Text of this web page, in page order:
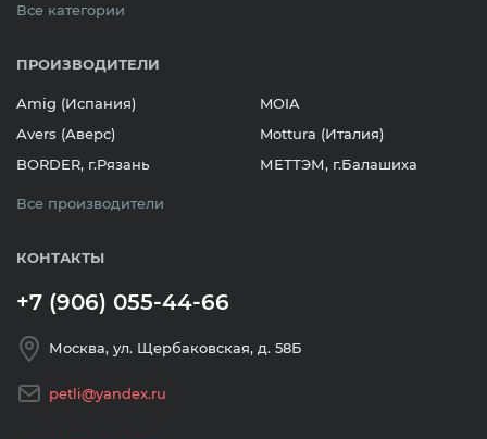
Все категории
ПРОИЗВОДИТЕЛИ
Amig (Испания)
Avers (Аверс)
BORDER, г.Рязань
MOIA
Mottura (Италия)
МЕТТЭМ, г.Балашиха
Все производители
КОНТАКТЫ
+7 (906) 055-44-66
Москва, ул. Щербаковская, д. 58Б
petli@yandex.ru